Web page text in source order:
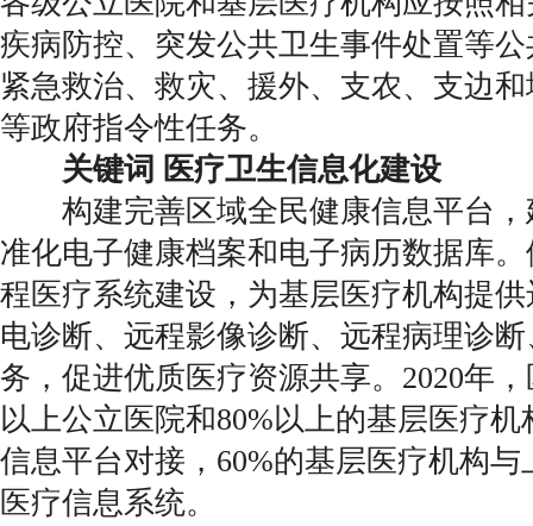
疾病防控、突发公共卫生事件处置等
紧急救治、救灾、援外、支农、支边
等政府指令性任务。
关键词 医疗卫生信息化建设
构建完善区域全民健康信息平台，
准化电子健康档案和电子病历数据库
程医疗系统建设，为基层医疗机构提
电诊断、远程影像诊断、远程病理诊
务，促进优质医疗资源共享。2020年
以上公立医院和80%以上的基层医疗
信息平台对接，60%的基层医疗机构
医疗信息系统。